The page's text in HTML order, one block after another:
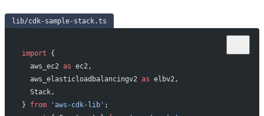
lib/cdk-sample-stack.ts
import {
  aws_ec2
as ec2,
  aws_elasticloadbalancingv2
as elbv2,
  Stack,
} from 'aws-cdk-lib' ;